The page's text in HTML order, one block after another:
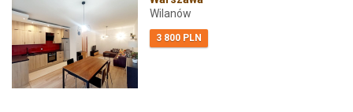
Wilanów
3 800 PLN